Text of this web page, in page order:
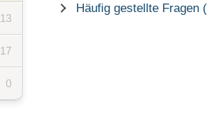
13
17
0
Häufig gestellte Fragen